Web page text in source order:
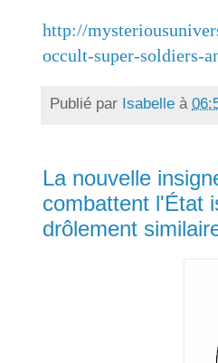
http://
occult-super-soldiers-
Publié par Isabelle à
La nouvelle
combattent l'État
drôlement